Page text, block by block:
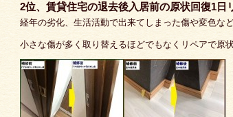
2位、賃貸住宅の退去後入居前の原状回復1日
経年の劣化、生活活動で出来てしまった傷や変色な
小さな傷が多く取り替えるほどでもなくリペアで原